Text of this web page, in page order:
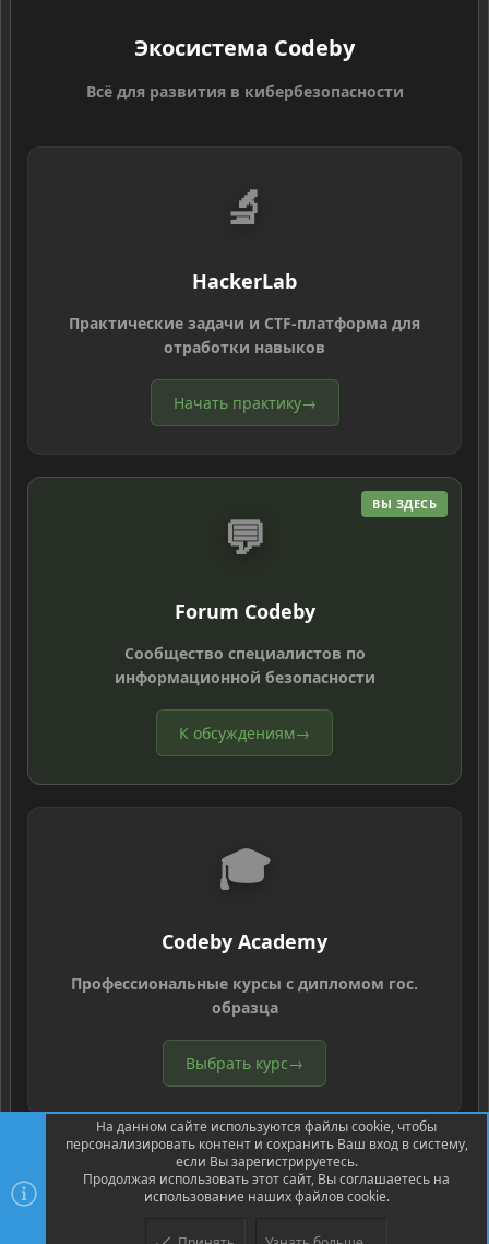
Экосистема Codeby
Всё для развития в кибербезопасности
🔬
HackerLab
Практические задачи и CTF-платформа для
отработки навыков
Начать практику→
ВЫ ЗДЕСЬ
💬
Forum Codeby
Сообщество специалистов по
информационной безопасности
К обсуждениям→
🎓
Codeby Academy
Профессиональные курсы с дипломом гос.
образца
Выбрать курс→
Community platform by XenForo ® © 2010-2026 XenForo Ltd.
На данном сайте используются файлы cookie, чтобы
персонализировать контент и сохранить Ваш вход в систему,
если Вы зарегистрируетесь.
Продолжая использовать этот сайт, Вы соглашаетесь на
использование наших файлов cookie.